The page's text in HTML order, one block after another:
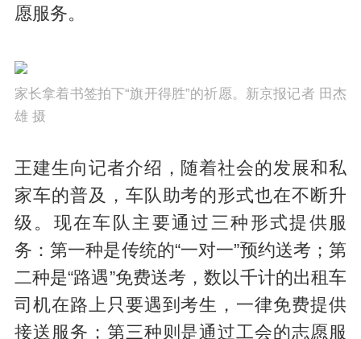
愿服务。
家长拿着书签拍下“旗开得胜”的祈愿。新京报记者 田杰
雄 摄
王建生向记者介绍，随着社会的发展和私
家车的普及，车队助考的形式也在不断升
级。现在车队主要通过三种形式提供服
务：第一种是传统的“一对一”预约送考；第
二种是“路遇”免费送考，数以千计的出租车
司机在路上只要遇到考生，一律免费提供
接送服务；第三种则是通过工会的志愿服